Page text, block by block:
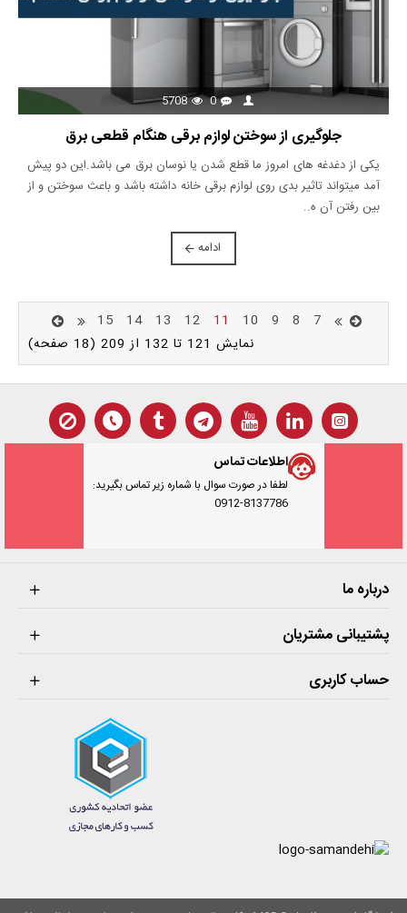
0
5708
جلوگیری از سوختن لوازم برقی هنگام قطعی برق
یکی از دغدغه های امروز ما قطع شدن یا نوسان برق می باشد.این دو پیش
آمد میتواند تاثیر بدی روی لوازم برقی خانه داشته باشد و باعث سوختن و از
بین رفتن آن ه..
ادامه
7
8
9
10
11
12
13
14
15
نمایش 121 تا 132 از 209 (18 صفحه)
اطلاعات تماس
لطفا در صورت سوال با شماره زیر تماس بگیرید:
0912-8137786
درباره ما
پشتیبانی مشتریان
حساب کاربری